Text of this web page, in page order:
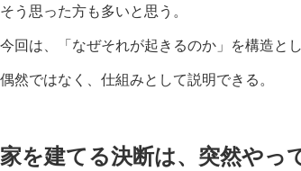
そう思った方も多いと思う。
今回は、「なぜそれが起きるのか」を構造と
偶然ではなく、仕組みとして説明できる。
家を建てる決断は、突然やっ